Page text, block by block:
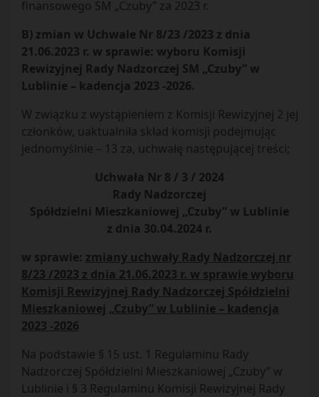
finansowego SM „Czuby” za 2023 r.
B) zmian w Uchwale Nr 8/23 /2023 z dnia
21.06.2023 r. w sprawie: wyboru Komisji
Rewizyjnej Rady Nadzorczej SM „Czuby” w
Lublinie – kadencja 2023 -2026.
W związku z wystąpieniem z Komisji Rewizyjnej 2 jej
członków, uaktualniła skład komisji podejmując
jednomyślnie – 13 za, uchwałę następującej treści;
Uchwała Nr 8 / 3 / 2024
Rady Nadzorczej
Spółdzielni Mieszkaniowej „Czuby” w Lublinie
z dnia 30.04.2024 r.
w sprawie: zmiany uchwały Rady Nadzorczej nr
8/23 /2023 z dnia 21.06.2023 r. w sprawie wyboru
Komisji Rewizyjnej Rady Nadzorczej Spółdzielni
Mieszkaniowej „Czuby” w Lublinie – kadencja
2023 -2026
Na podstawie § 15 ust. 1 Regulaminu Rady
Nadzorczej Spółdzielni Mieszkaniowej „Czuby” w
Lublinie i § 3 Regulaminu Komisji Rewizyjnej Rady